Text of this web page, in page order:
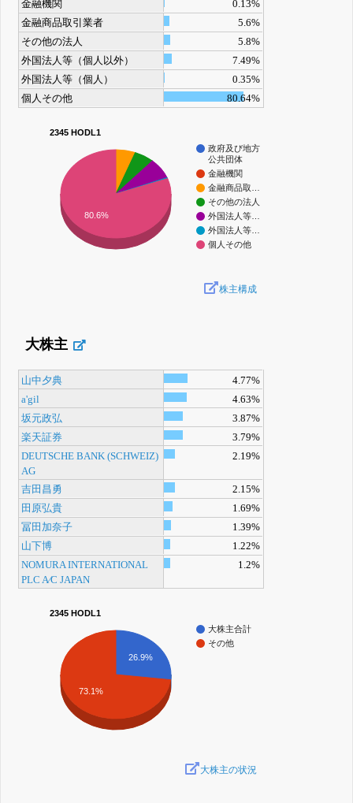
金融機関
0.13%
金融商品取引業者
5.6%
その他の法人
5.8%
外国法人等（個人以外）
7.49%
外国法人等（個人）
0.35%
個人その他
80.64%
2345 HODL1
政府及び地方
公共団体
金融機関
金融商品取…
その他の法人
外国法人等…
外国法人等…
個人その他
80.6%
株主構成
大株主
山中夕典
4.77%
a'gil
4.63%
坂元政弘
3.87%
楽天証券
3.79%
DEUTSCHE BANK (SCHWEIZ)
AG
2.19%
吉田昌勇
2.15%
田原弘貴
1.69%
冨田加奈子
1.39%
山下博
1.22%
NOMURA INTERNATIONAL
PLC A⁄C JAPAN
1.2%
2345 HODL1
大株主合計
その他
26.9%
73.1%
大株主の状況